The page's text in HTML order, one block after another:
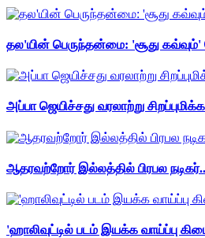
தல'யின் பெருந்தன்மை: 'சூது கவ்வும்'
அப்பா ஜெயிச்சது வரலாற்று
ஆதரவற்றோர் இல்லத்தில் பிரபல நடிகர்...
'ஹாலிவுட்டில் படம் இயக்க வாய்ப்பு